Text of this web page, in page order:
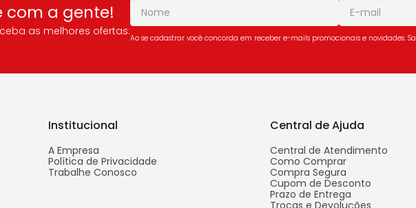
com a gente!
as melhores ofertas:
Ao se cadastrar você concorda em receber e-mails promocionais e novidades.
Institucional
A Empresa
Política de Privacidade
Trabalhe Conosco
Central de Ajuda
Central de Atendimento
Como Comprar
Compra Segura
Cupom de Desconto
Prazo de Entrega
Trocas e Devoluções